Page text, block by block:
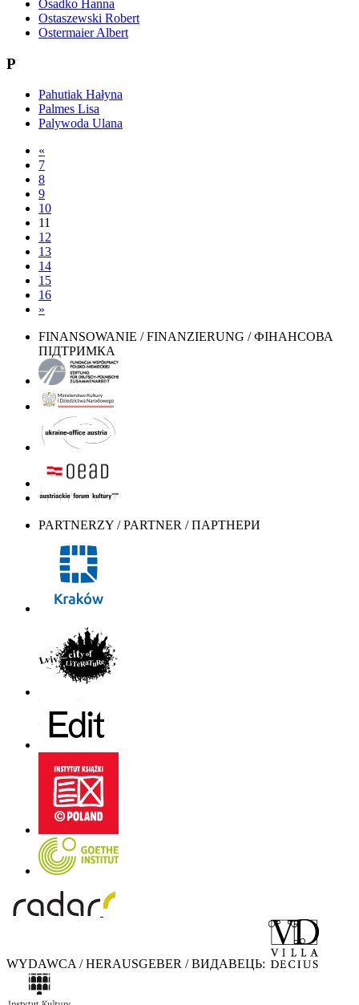
Osadko Hanna
Ostaszewski Robert
Ostermaier Albert
P
Pahutiak Hałyna
Palmes Lisa
Palywoda Ulana
«
7
8
9
10
11
12
13
14
15
16
»
FINANSOWANIE / FINANZIERUNG / ФІНАНСОВА
ПІДТРИМКА
PARTNERZY / PARTNER / ПАРТНЕРИ
WYDAWCA / HERAUSGEBER / ВИДАВЕЦЬ: